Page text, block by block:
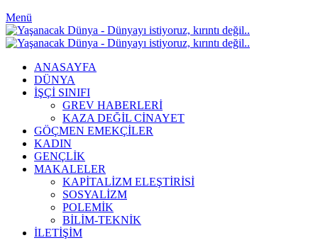
Menü
ANASAYFA
DÜNYA
İŞÇİ SINIFI
GREV HABERLERİ
KAZA DEĞİL CİNAYET
GÖÇMEN EMEKÇİLER
KADIN
GENÇLİK
MAKALELER
KAPİTALİZM ELEŞTİRİSİ
SOSYALİZM
POLEMİK
BİLİM-TEKNİK
ILETIŞIM